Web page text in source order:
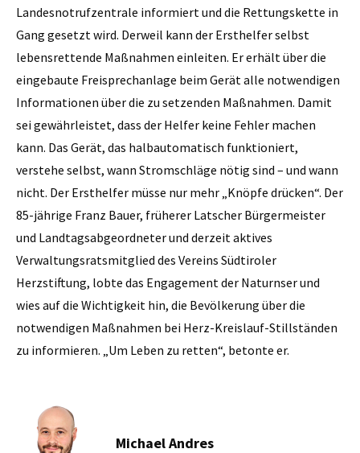
Landesnotrufzentrale informiert und die Rettungskette in
Gang gesetzt wird. Derweil kann der Ersthelfer selbst
lebensrettende Maßnahmen einleiten. Er erhält über die
eingebaute Freisprechanlage beim Gerät alle notwendigen
Informationen über die zu setzenden Maßnahmen. Damit
sei gewährleistet, dass der Helfer keine Fehler machen
kann. Das Gerät, das halbautomatisch funktioniert,
verstehe selbst, wann Stromschläge nötig sind – und wann
nicht. Der Ersthelfer müsse nur mehr „Knöpfe drücken“. Der
85-jährige Franz Bauer, früherer Latscher Bürgermeister
und Landtagsabgeordneter und derzeit aktives
Verwaltungsratsmitglied des Vereins Südtiroler
Herzstiftung, lobte das Engagement der Naturnser und
wies auf die Wichtigkeit hin, die Bevölkerung über die
notwendigen Maßnahmen bei Herz-Kreislauf-Stillständen
zu informieren. „Um Leben zu retten“, betonte er.
Michael Andres